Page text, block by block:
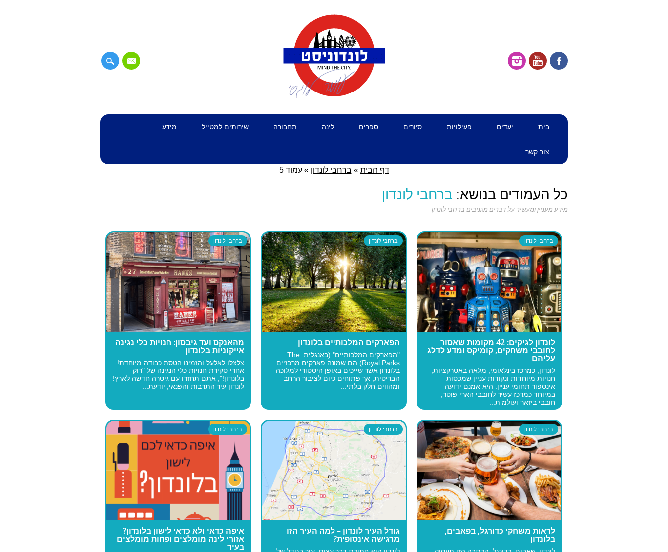
תפריט ראשי
דילוג
בית יעדים פעילויות סיורים ספרים לינה תחבורה שירותים למטייל מידע
צור קשר
דף הבית » ברחבי לונדון »עמוד 5
כל העמודים בנושא: ברחבי לונדון
מידע מעניין ומעשיר על דברים מגניבים ברחבי לונדון
ברחבי לונדון
מהאנקס ועד גיבסון: חנויות כלי נגינה
אייקוניות בלונדון
צלצלו לאלעל והזמינו הטסת כבודה מיוחדת!
אחרי סקירת חנויות כלי הנגינה של "רוק
בלונדון!", אתם תחזרו עם גיטרה חדשה לארץ!
לונדון עיר התרבות והפנאי, יודעת...
ברחבי לונדון
הפארקים המלכותיים בלונדון
"הפארקים המלכותיים" (באנגלית: The
Royal Parks) הם שמונה פארקים מרכזיים
בלונדון אשר שייכים באופן היסטורי למלוכה
הבריטית, אך פתוחים כיום לציבור הרחב
ומהווים חלק בלתי...
ברחבי לונדון
לונדון לגיקים: 42 מקומות שאסור
לחובבי משחקים, קומיקס ומדע לדלג
עליהם
לונדון, כמרכז בינלאומי, מלאה באטרקציות,
חנויות מיוחדות ונקודות עניין שמכסות
אינספור תחומי עניין. היא אמנם ידועה
במיוחד כמרכז עשיר לחובבי הארי פוטר,
חובבי ביזאר ועולמות...
ברחבי לונדון
איפה כדאי ולא כדאי לישון בלונדון?
אזורי לינה מומלצים ופחות מומלצים
בעיר
ברחבי לונדון
גודל העיר לונדון – למה העיר הזו
מרגישה אינסופית?
ברחבי לונדון
לראות משחקי כדורגל, בפאבים,
בלונדון